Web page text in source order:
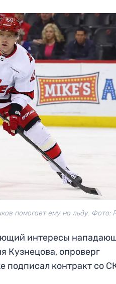
помогает ему на льду. Фото:
интересы
Кузнецова, опроверг
подписал контракт со